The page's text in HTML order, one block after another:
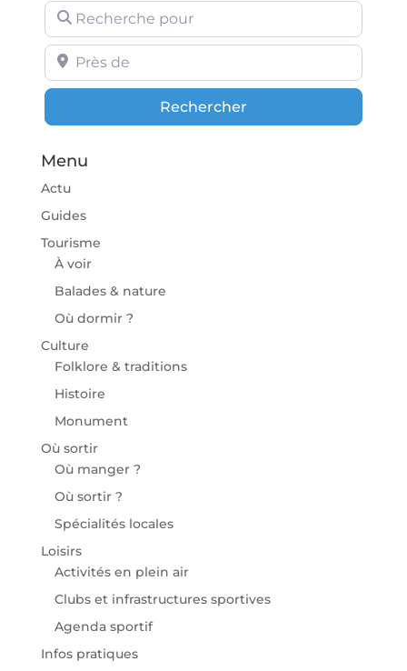
Recherche pour
Près de
RechercherRechercher
Menu
Actu
Guides
Tourisme
À voir
Balades & nature
Où dormir ?
Culture
Folklore & traditions
Histoire
Monument
Où sortir
Où manger ?
Où sortir ?
Spécialités locales
Loisirs
Activités en plein air
Clubs et infrastructures sportives
Agenda sportif
Infos pratiques